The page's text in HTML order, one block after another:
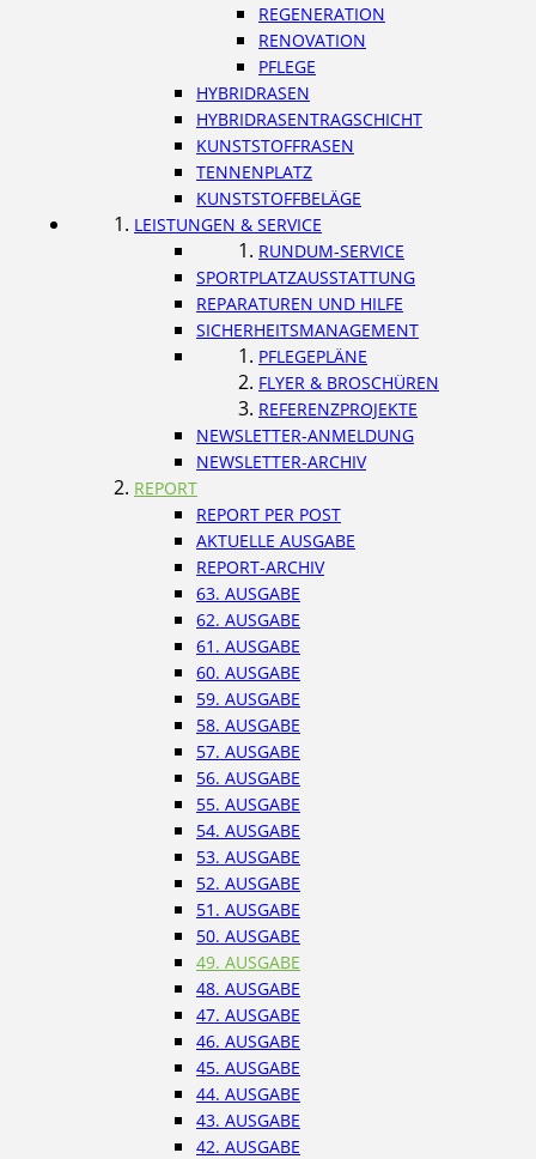
REGENERATION
RENOVATION
PFLEGE
HYBRIDRASEN
HYBRIDRASENTRAGSCHICHT
KUNSTSTOFFRASEN
TENNENPLATZ
KUNSTSTOFFBELÄGE
LEISTUNGEN & SERVICE
RUNDUM-SERVICE
SPORTPLATZAUSSTATTUNG
REPARATUREN UND HILFE
SICHERHEITSMANAGEMENT
PFLEGEPLÄNE
FLYER & BROSCHÜREN
REFERENZPROJEKTE
NEWSLETTER-ANMELDUNG
NEWSLETTER-ARCHIV
REPORT
REPORT PER POST
AKTUELLE AUSGABE
REPORT-ARCHIV
63. AUSGABE
62. AUSGABE
61. AUSGABE
60. AUSGABE
59. AUSGABE
58. AUSGABE
57. AUSGABE
56. AUSGABE
55. AUSGABE
54. AUSGABE
53. AUSGABE
52. AUSGABE
51. AUSGABE
50. AUSGABE
49. AUSGABE
48. AUSGABE
47. AUSGABE
46. AUSGABE
45. AUSGABE
44. AUSGABE
43. AUSGABE
42. AUSGABE